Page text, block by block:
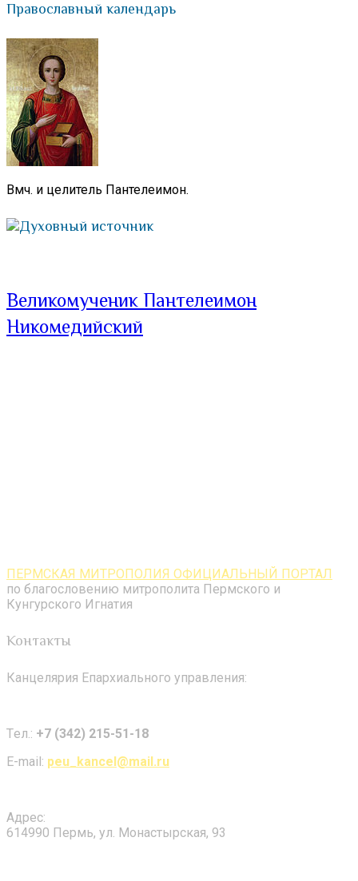
Православный календарь
Вмч. и целитель Пантелеимон.
Духовный источник
Великомученик Пантелеимон
Никомедийский
ПЕРМСКАЯ МИТРОПОЛИЯ ОФИЦИАЛЬНЫЙ ПОРТАЛ
по благословению митрополита Пермского и
Кунгурского Игнатия
Контакты
Канцелярия Епархиального управления:
Tел.: +7 (342) 215-51-18
E-mail: peu_kancel@mail.ru
Адрес:
614990 Пермь, ул. Монастырская, 93